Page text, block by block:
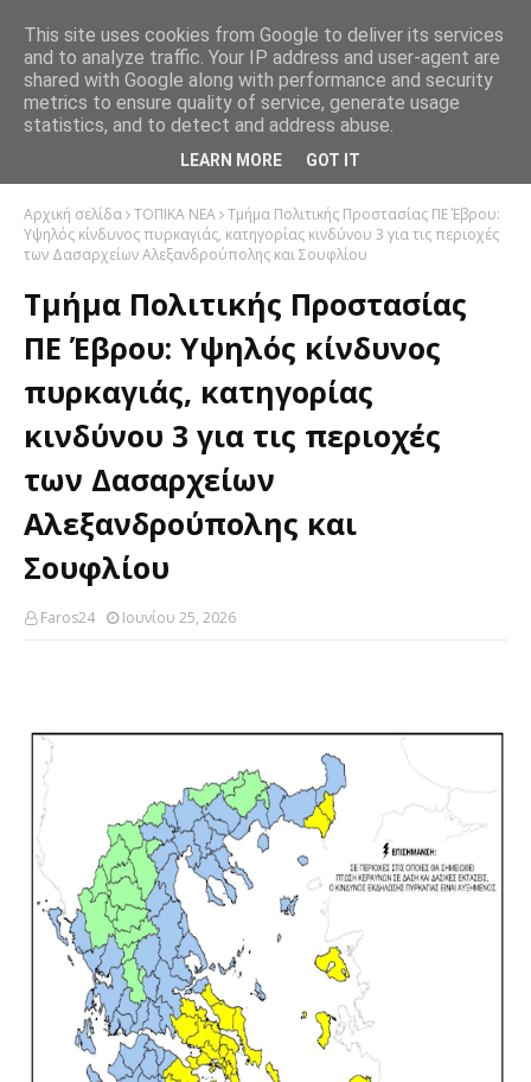
Αρχική σελίδα ΤΟΠΙΚΑ ΝΕΑ Τμήμα Πολιτικής Προστασίας ΠΕ Έβρου:
Υψηλός κίνδυνος πυρκαγιάς, κατηγορίας κινδύνου 3 για τις περιοχές
των Δασαρχείων Αλεξανδρούπολης και Σουφλίου
Τμήμα Πολιτικής Προστασίας
ΠΕ Έβρου: Υψηλός κίνδυνος
πυρκαγιάς, κατηγορίας
κινδύνου 3 για τις περιοχές
των Δασαρχείων
Αλεξανδρούπολης και
Σουφλίου
Faros24 Ιουνίου 25, 2026
This site uses cookies from Google to deliver its services
and to analyze traffic. Your IP address and user-agent are
shared with Google along with performance and security
metrics to ensure quality of service, generate usage
statistics, and to detect and address abuse.
LEARN MORE GOT IT